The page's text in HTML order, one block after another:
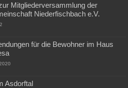
Mitgliederversammlung der
Niederfischbach e.V.
für die Bewohner im Haus
Asdorftal